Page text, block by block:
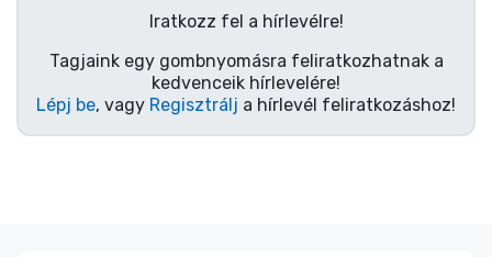
Iratkozz fel a hírlevélre!
Tagjaink egy gombnyomásra feliratkozhatnak a
kedvenceik hírlevelére!
Lépj be, vagy Regisztrálj a hírlevél feliratkozáshoz!
Zenés cuccok
Terméktípusok